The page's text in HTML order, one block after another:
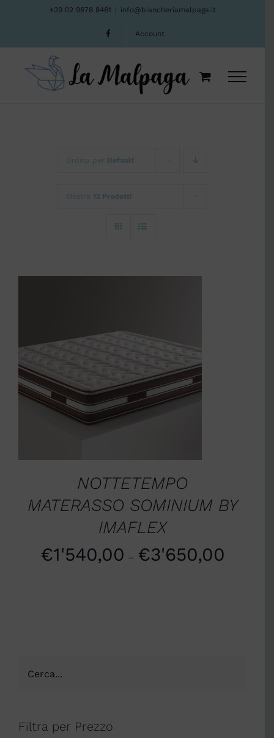
+39 02 9678 8461 info@biancheriamalpaga.it
Account
Ordina per Default
Mostra 12 Prodotti
DETTAGLI
NOTTETEMPO
MATERASSO SOMINIUM BY
IMAFLEX
€1'540,00 – €3'650,00
Filtra per Prezzo